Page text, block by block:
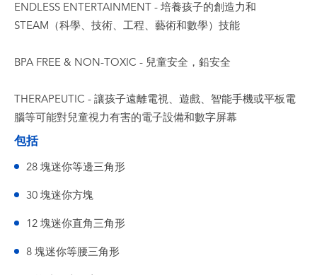
ENDLESS ENTERTAINMENT - 培養孩子的創造力和
STEAM（科學、技術、工程、藝術和數學）技能
BPA FREE & NON-TOXIC - 兒童安全，鉛安全
THERAPEUTIC - 讓孩子遠離電視、遊戲、智能手機或平板電
腦等可能對兒童視力有害的電子設備和數字屏幕
包括
28 塊迷你等邊三角形
30 塊迷你方塊
12 塊迷你直角三角形
8 塊迷你等腰三角形